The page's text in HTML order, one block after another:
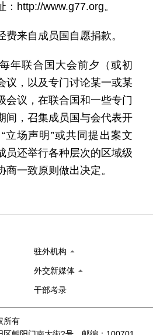
http://www.g77.org。
费来自成员国自愿捐款。
年联合国大会前夕（或初
议，以及专门讨论某一或某
会议，在联合国和一些专门
间，召集成员国与会代表开
立场声明”或共同提出案文
员还举行各种层次的区域级
一致原则做出决定。
驻外机构
外交新媒体
干部考录
所有